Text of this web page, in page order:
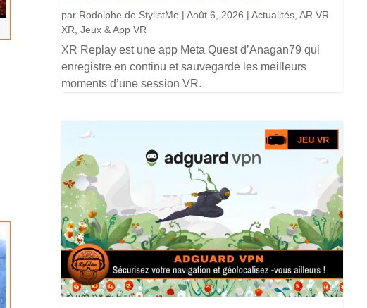
par Rodolphe de StylistMe |Août 6, 2026 |Actualités ,AR VR
XR ,Jeux & App VR
XR Replay est une app Meta Quest d’Anagan79 qui
enregistre en continu et sauvegarde les meilleurs
moments d’une session VR.